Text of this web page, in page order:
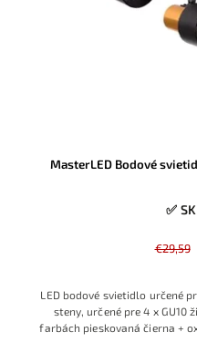
MasterLED Bodové
✅
€29,59
LED bodové svietidlo určené
steny, určené pre 4 x GU10
farbách pieskovaná čierna +